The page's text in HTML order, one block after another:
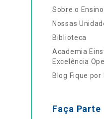
Sobre o
Nossas
Biblioteca
Academia
Excelência
Blog Fique por
Faça Parte